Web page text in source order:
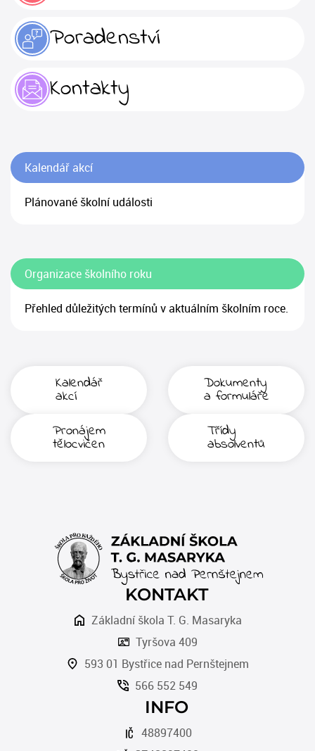
Poradenství
Kontakty
Kalendář akcí
Plánované školní události
Organizace školního roku
Přehled důležitých termínů v aktuálním školním roce.
Kalendář
akcí
Dokumenty
a formuláře
Pronájem
tělocvičen
Třídy
absolventů
KONTAKT
Základní škola T. G. Masaryka
Tyršova 409
593 01 Bystřice nad Pernštejnem
566 552 549
INFO
48897400